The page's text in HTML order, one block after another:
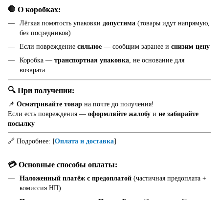
🛑 О коробках:
Лёгкая помятость упаковки допустима (товары идут напрямую,
без посредников)
Если повреждение сильное — сообщим заранее и снизим цену
Коробка — транспортная упаковка, не основание для
возврата
🔍 При получении:
📌 Осматривайте товар на почте до получения!
Если есть повреждения — оформляйте жалобу и не забирайте
посылку
🔗 Подробнее: [Оплата и доставка]
💳 Основные способы оплаты:
Наложенный платёж с предоплатой (частичная предоплата +
комиссия НП)